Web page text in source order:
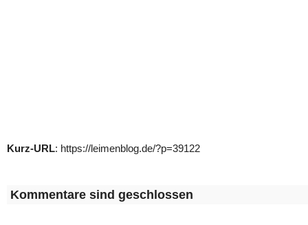
Kurz-URL: https://leimenblog.de/?p=39122
Kommentare sind geschlossen